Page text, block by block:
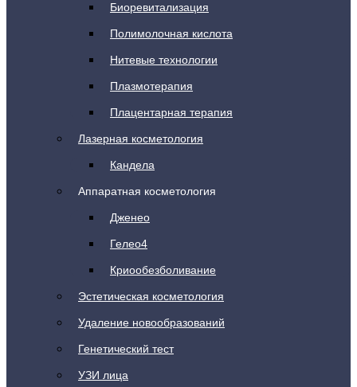
Биоревитализация
Полимолочная кислота
Нитевые технологии
Плазмотерапия
Плацентарная терапия
Лазерная косметология
Кандела
Аппаратная косметология
Дженео
Гелео4
Криообезболивание
Эстетическая косметология
Удаление новообразований
Генетический тест
УЗИ лица